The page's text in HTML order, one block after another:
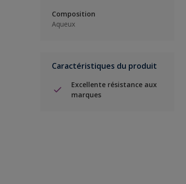
Composition
Aqueux
Caractéristiques du produit
Excellente résistance aux
marques